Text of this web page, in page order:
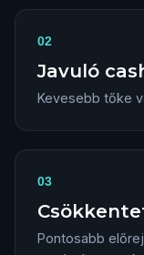
02
Javuló
Kevesebb tőke
03
Pontosabb